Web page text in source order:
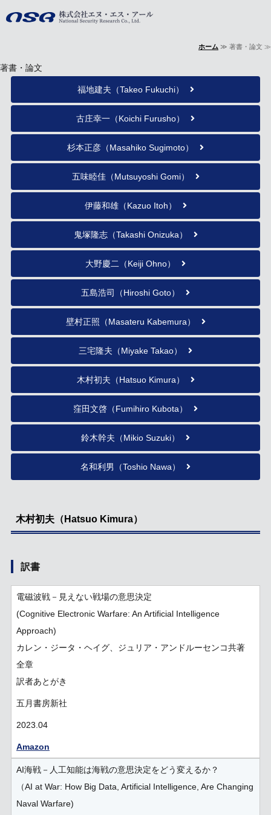
事業内容
会社概要
著書・論文
お問い合わせ
ホーム ≫ 著書・論文 ≫
著書・論文
福地建夫（Takeo Fukuchi）
古庄幸一（Koichi Furusho）
杉本正彦（Masahiko Sugimoto）
五味睦佳（Mutsuyoshi Gomi）
伊藤和雄（Kazuo Itoh）
鬼塚隆志（Takashi Onizuka）
大野慶二（Keiji Ohno）
五島浩司（Hiroshi Goto）
壁村正照（Masateru Kabemura）
三宅隆夫（Miyake Takao）
木村初夫（Hatsuo Kimura）
窪田文啓（Fumihiro Kubota）
鈴木幹夫（Mikio Suzuki）
名和利男（Toshio Nawa）
木村初夫（Hatsuo Kimura）
訳書
電磁波戦－見えない戦場の意思決定
(Cognitive Electronic Warfare: An Artificial Intelligence
Approach)
カレン・ジータ・ヘイグ、ジュリア・アンドルーセンコ共著
全章
訳者あとがき
五月書房新社
2023.04
Amazon
AI海戦－人工知能は海戦の意思決定をどう変えるか？
（AI at War: How Big Data, Artificial Intelligence, Are Changing
Naval Warfare)